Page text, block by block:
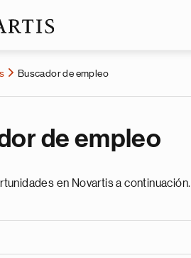
Buscador de empleo
de empleo
en Novartis a continuación.